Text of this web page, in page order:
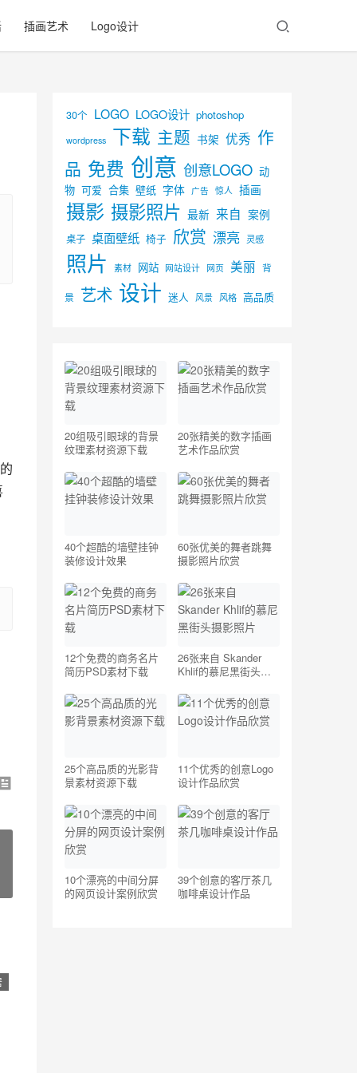
插画艺术 Logo设计
30个 LOGO LOGO设计 photoshop
wordpress 下载 主题 书架 优秀 作
品 免费 创意 创意LOGO 动
物 可爱 合集 壁纸 字体 广告 惊人 插画
摄影 摄影照片 最新 来自 案例
桌子 桌面壁纸 椅子 欣赏 漂亮 灵感
照片 素材 网站 网站设计 网页 美丽 背
景 艺术 设计 迷人 风景 风格 高品质
20组吸引眼球的背景
纹理素材资源下载
20张精美的数字插画
艺术作品欣赏
40个超酷的墙壁挂钟
装修设计效果
60张优美的舞者跳舞
摄影照片欣赏
12个免费的商务名片
简历PSD素材下载
26张来自 Skander
Khlif的慕尼黑街头摄
25个高品质的光影背
景素材资源下载
11个优秀的创意Logo
设计作品欣赏
10个漂亮的中间分屏
的网页设计案例欣赏
39个创意的客厅茶几
咖啡桌设计作品